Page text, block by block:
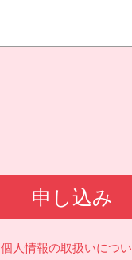
申し込み
個人情報の取扱いにつ